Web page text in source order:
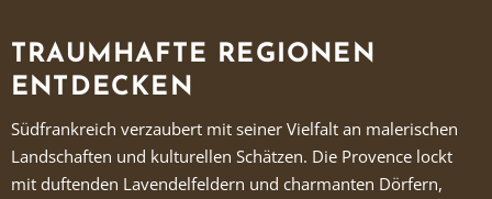
TRAUMHAFTE REGIONEN
ENTDECKEN
Südfrankreich verzaubert mit seiner Vielfalt an malerischen
Landschaften und kulturellen Schätzen. Die Provence lockt
mit duftenden Lavendelfeldern und charmanten Dörfern,